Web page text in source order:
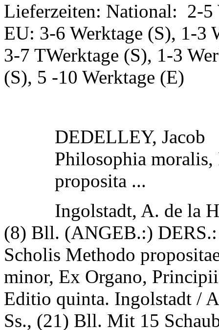
Lieferzeiten: National: 2-5
EU: 3-6 Werktage (S), 1-3
3-7 TWerktage (S), 1-3
(S), 5 -10 Werktage (E)
DEDELLEY, Jacob
Philosophia
proposita ...
Ingolstadt, A. de la
(8) Bll. (ANGEB.:) DERS.:
Scholis Methodo
minor, Ex Organo,
Editio quinta. Ingolstadt /
Ss., (21) Bll. Mit 15